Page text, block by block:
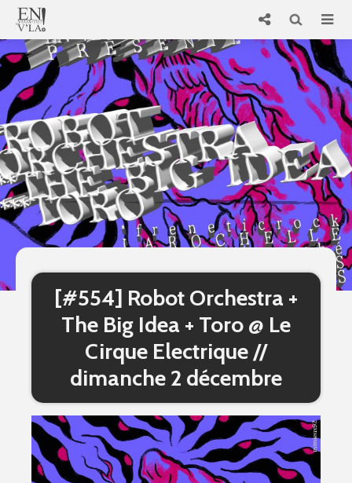
[#554] Robot Orchestra +
The Big Idea + Toro @ Le
Cirque Electrique //
dimanche 2 décembre